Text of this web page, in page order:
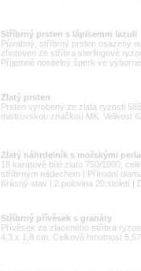
Stříbrný prsten s lápisemm lazuli
Půvabný, stříbrný prsten osazený
zhotoven ze stříbra sterlingové
Příjemně nositelný šperk ve
Zlatý prsten
Prsten vyrobený ze zlata ryzosti
mistrovskou značkou MK. Velikost
Zlatý náhrdelník s mořskými
18 karátové bílé zlato 750/1000,
stříbrným nádechem | Přírodní
Krásný stav | 2.polovina 20.století |
Stříbrný přívěsek s granáty
Přívěsek ze zlaceného stříbra
4,3 x 1,8 cm. Celková hmotnost 5,57